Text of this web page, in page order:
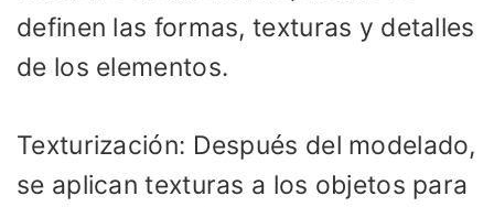
definen las formas, texturas y detalles
de los elementos.
Texturización: Después del modelado,
se aplican texturas a los objetos para